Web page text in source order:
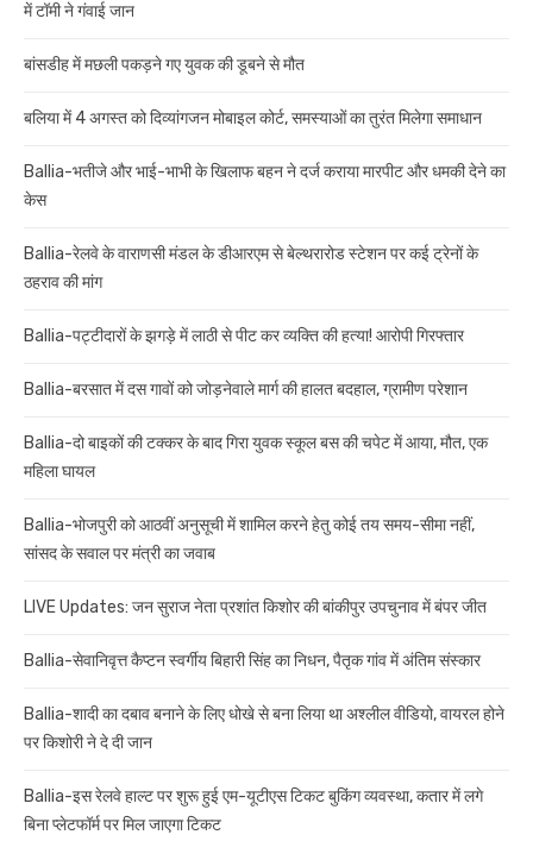
में टॉमी ने गंवाई जान
बांसडीह में मछली पकड़ने गए युवक की डूबने से मौत
बलिया में 4 अगस्त को दिव्यांगजन मोबाइल कोर्ट, समस्याओं का तुरंत मिलेगा समाधान
Ballia-भतीजे और भाई-भाभी के खिलाफ बहन ने दर्ज कराया मारपीट और धमकी देने का
केस
Ballia-रेलवे के वाराणसी मंडल के डीआरएम से बेल्थरारोड स्टेशन पर कई ट्रेनों के
ठहराव की मांग
Ballia-पट्टीदारों के झगड़े में लाठी से पीट कर व्यक्ति की हत्या! आरोपी गिरफ्तार
Ballia-बरसात में दस गावों को जोड़नेवाले मार्ग की हालत बदहाल, ग्रामीण परेशान
Ballia-दो बाइकों की टक्कर के बाद गिरा युवक स्कूल बस की चपेट में आया, मौत, एक
महिला घायल
Ballia-भोजपुरी को आठवीं अनुसूची में शामिल करने हेतु कोई तय समय-सीमा नहीं,
सांसद के सवाल पर मंत्री का जवाब
LIVE Updates: जन सुराज नेता प्रशांत किशोर की बांकीपुर उपचुनाव में बंपर जीत
Ballia-सेवानिवृत्त कैप्टन स्वर्गीय बिहारी सिंह का निधन, पैतृक गांव में अंतिम संस्कार
Ballia-शादी का दबाव बनाने के लिए धोखे से बना लिया था अश्लील वीडियो, वायरल होने
पर किशोरी ने दे दी जान
Ballia-इस रेलवे हाल्ट पर शुरू हुई एम-यूटीएस टिकट बुकिंग व्यवस्था, कतार में लगे
बिना प्लेटफॉर्म पर मिल जाएगा टिकट